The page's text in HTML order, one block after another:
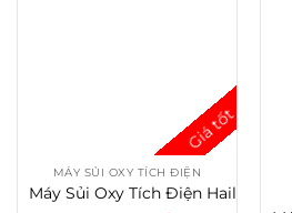
MÁY SỦI OXY TÍCH ĐIỆN